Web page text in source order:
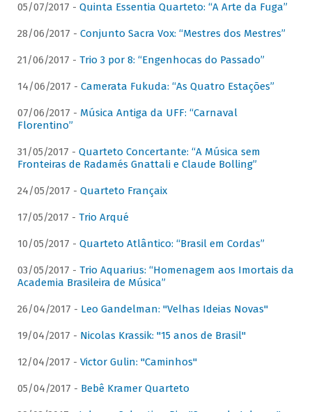
05/07/2017 - Quinta Essentia Quarteto: “A Arte da Fuga”
28/06/2017 - Conjunto Sacra Vox: “Mestres dos Mestres”
21/06/2017 - Trio 3 por 8: “Engenhocas do Passado”
14/06/2017 - Camerata Fukuda: “As Quatro Estações”
07/06/2017 - Música Antiga da UFF: “Carnaval
Florentino”
31/05/2017 - Quarteto Concertante: “A Música sem
Fronteiras de Radamés Gnattali e Claude Bolling”
24/05/2017 - Quarteto Françaix
17/05/2017 - Trio Arqué
10/05/2017 - Quarteto Atlântico: “Brasil em Cordas”
03/05/2017 - Trio Aquarius: “Homenagem aos Imortais da
Academia Brasileira de Música”
26/04/2017 - Leo Gandelman: "Velhas Ideias Novas"
19/04/2017 - Nicolas Krassik: "15 anos de Brasil"
12/04/2017 - Victor Gulin: "Caminhos"
05/04/2017 - Bebê Kramer Quarteto